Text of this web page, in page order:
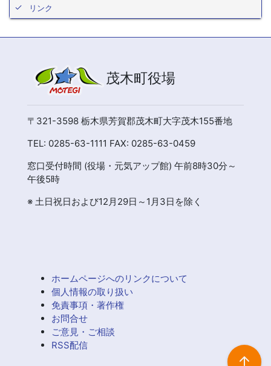
リンク
茂木町役場
〒321-3598 栃木県芳賀郡茂木町大字茂木155番地
TEL: 0285-63-1111 FAX: 0285-63-0459
窓口受付時間 (役場・元気アップ館) 午前8時30分～
午後5時
※ 土日祝日および12月29日～1月3日を除く
ホームページへのリンクについて
個人情報の取り扱い
免責事項・著作権
お問合せ
ご意見・ご相談
RSS配信